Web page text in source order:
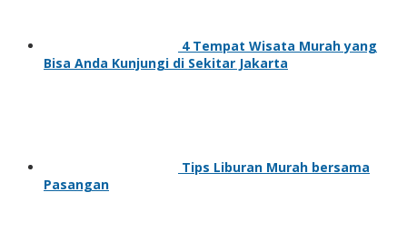
4 Tempat Wisata Murah yang
Bisa Anda Kunjungi di Sekitar Jakarta
Tips Liburan Murah bersama
Pasangan